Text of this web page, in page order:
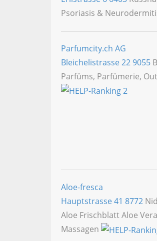
Psoriasis &
Parfumcity.ch AG
Bleichelistrasse 22 9055
Parfüms, Parfümerie,
Aloe-fresca
Hauptstrasse 41 8772
Aloe Frischblatt Aloe
Massagen